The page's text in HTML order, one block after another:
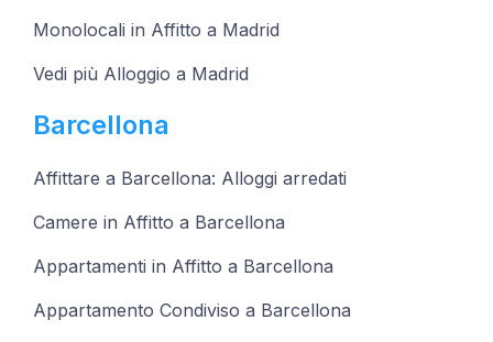
Monolocali in Affitto a Madrid
Vedi più Alloggio a Madrid
Barcellona
Affittare a Barcellona: Alloggi arredati
Camere in Affitto a Barcellona
Appartamenti in Affitto a Barcellona
Appartamento Condiviso a Barcellona